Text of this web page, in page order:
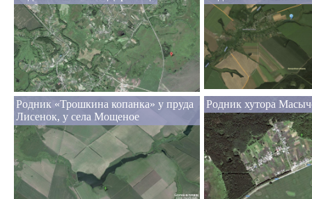
Родник «Трошкина копанка» у пруда
Лисенок, у села Мощеное
Родник хутора